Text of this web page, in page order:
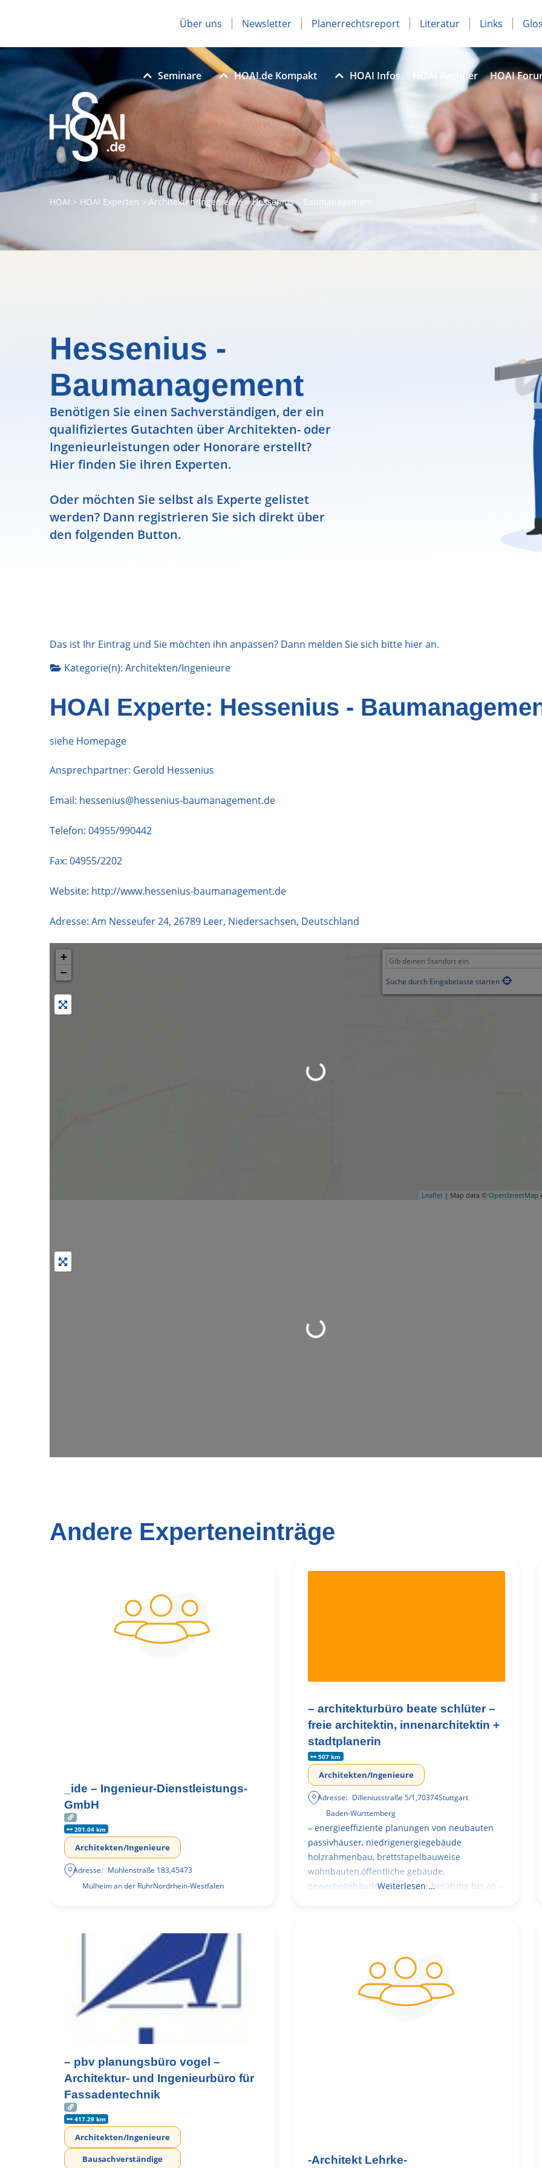
Über uns Newsletter Planerrechtsreport Literatur Links
Seminare HOAI.de Kompakt HOAI Infos HOAI Rechner HOAI
HOAI > HOAI Experten > Architekten/Ingenieure>Hessenius – Baumanagement
Hessenius -
Baumanagement
Benötigen Sie einen Sachverständigen, der ein
qualifiziertes Gutachten über Architekten- oder
Ingenieurleistungen oder Honorare erstellt?
Hier finden Sie ihren Experten.
Oder möchten Sie selbst als Experte gelistet
werden? Dann registrieren Sie sich direkt über
den folgenden Button.
Das ist Ihr Eintrag und Sie möchten ihn anpassen? Dann melden Sie sich bitte hieran.
Kategorie(n): Architekten/Ingenieure
HOAI Experte: Hessenius -
siehe Homepage
Ansprechpartner: Gerold Hessenius
Email: hessenius@hessenius-baumanagement.de
Telefon: 04955/990442
Fax: 04955/2202
Website: http://www.hessenius-baumanagement.de
Adresse: Am Nesseufer 24, 26789 Leer, Niedersachsen, Deutschland
+
−
Suche durch Eingabetaste starten
Leaflet | Map data © OpenStreetMap
Wird geladen …
Andere Experteneinträge
_ide – Ingenieur-Dienstleistungs-
GmbH
201.04 km
Architekten/Ingenieure
Adresse: Mühlenstraße 183,45473
Mülheim an der RuhrNordrhein-Westfalen
– architekturbüro beate schlüter –
freie architektin, innenarchitektin +
stadtplanerin
507 km
Architekten/Ingenieure
Adresse: Dilleniusstraße 5/1,70374Stuttgart
Baden-Württemberg
– energieeffiziente planungen von neubauten
passivhäuser, niedrigenergiegebäude
holzrahmenbau, brettstapelbauweise
wohnbauten,öffentliche gebäude,
gewerbegebäude – planung + beratung bei an –
Weiterlesen …
– pbv planungsbüro vogel –
Architektur- und Ingenieurbüro für
Fassadentechnik
417.29 km
Architekten/Ingenieure
Bausachverständige
-Architekt Lehrke-